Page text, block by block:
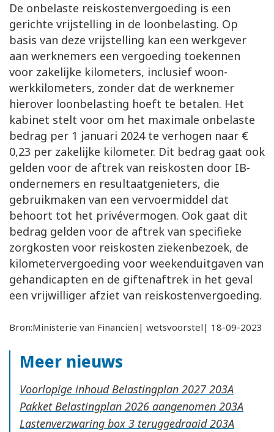
De onbelaste reiskostenvergoeding is een
gerichte vrijstelling in de loonbelasting. Op
basis van deze vrijstelling kan een werkgever
aan werknemers een vergoeding toekennen
voor zakelijke kilometers, inclusief woon-
werkkilometers, zonder dat de werknemer
hierover loonbelasting hoeft te betalen. Het
kabinet stelt voor om het maximale onbelaste
bedrag per 1 januari 2024 te verhogen naar €
0,23 per zakelijke kilometer. Dit bedrag gaat ook
gelden voor de aftrek van reiskosten door IB-
ondernemers en resultaatgenieters, die
gebruikmaken van een vervoermiddel dat
behoort tot het privévermogen. Ook gaat dit
bedrag gelden voor de aftrek van specifieke
zorgkosten voor reiskosten ziekenbezoek, de
kilometervergoeding voor weekenduitgaven van
gehandicapten en de giftenaftrek in het geval
een vrijwilliger afziet van reiskostenvergoeding.
Bron:Ministerie van Financiën| wetsvoorstel| 18-09-2023
Meer nieuws
Voorlopige inhoud Belastingplan 2027
Pakket Belastingplan 2026 aangenomen
Lastenverzwaring box 3 teruggedraaid